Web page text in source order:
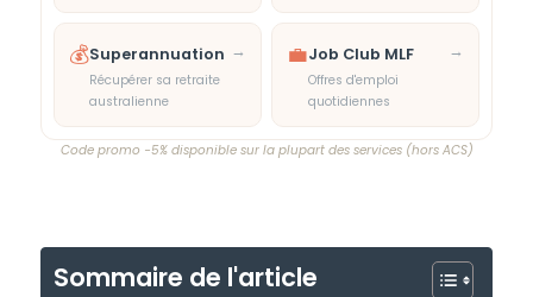
💰Superannuation
Récupérer sa retraite
australienne
→ 💼Job Club MLF
Offres d'emploi
quotidiennes
→
Code promo −5% disponible sur la plupart des services (hors ACS)
Sommaire de l'article